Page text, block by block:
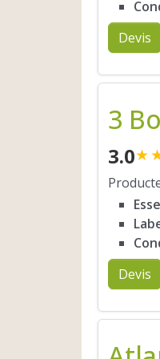
Devis
3
3.0★
Devis